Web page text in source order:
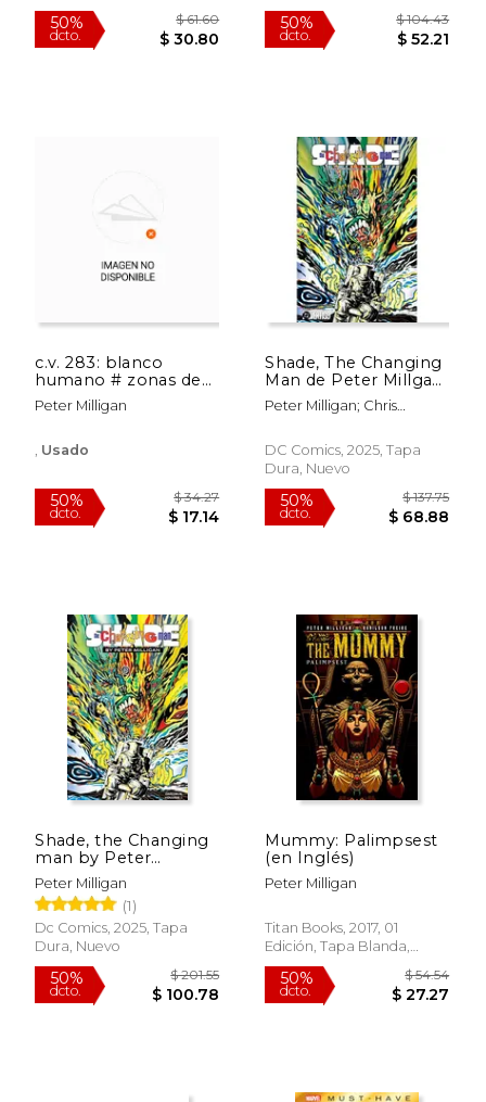
50%
dcto.
$ 53.22
$ 26.61
50%
dcto. $
c.v. 283: blanco
humano # zonas de
choque
Peter Milligan
Usado
Shade, The Changing
Man de Peter Millgan
y Chris Bachalo 1
Peter Milligan; Chris
DC Comics, 2025, Tapa
Dura, Nuevo
Shade, the Changing
man by Peter
Milligan and Chris
Bachalo Omnibus
Vol. 1 (en Inglés)
Peter Milligan
(1)
Dc Comics, 2025, Tapa
Dura, Nuevo
Mummy: Palimpsest
(en Inglés)
Peter Milligan
Titan Books, 2017, 01
Edición, Tapa Blanda,
Nuevo